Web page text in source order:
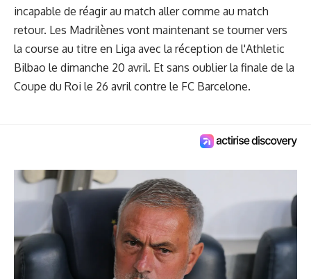
incapable de réagir au match aller comme au match
retour. Les Madrilènes vont maintenant se tourner vers
la course au titre en Liga avec la réception de l'Athletic
Bilbao le dimanche 20 avril. Et sans oublier la finale de la
Coupe du Roi le 26 avril contre le FC Barcelone.